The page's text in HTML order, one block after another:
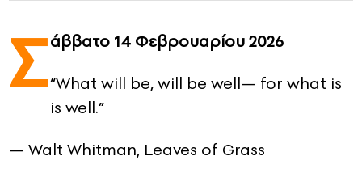
CONTACT
ADVERTISE
Σ άββατο 14 Φεβρουαρίου 2026
“What will be, will be well— for what is
is well.”
— Walt Whitman, Leaves of Grass